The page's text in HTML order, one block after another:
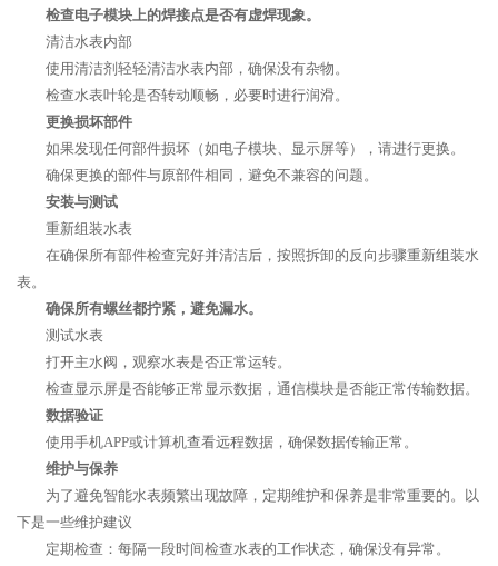
检查电子模块上的焊接点是否有虚焊现象。
清洁水表内部
使用清洁剂轻轻清洁水表内部，确保没有杂物。
检查水表叶轮是否转动顺畅，必要时进行润滑。
更换损坏部件
如果发现任何部件损坏（如电子模块、显示屏等），请进行更换。
确保更换的部件与原部件相同，避免不兼容的问题。
安装与测试
重新组装水表
在确保所有部件检查完好并清洁后，按照拆卸的反向步骤重新组装水
表。
确保所有螺丝都拧紧，避免漏水。
测试水表
打开主水阀，观察水表是否正常运转。
检查显示屏是否能够正常显示数据，通信模块是否能正常传输数据。
数据验证
使用手机APP或计算机查看远程数据，确保数据传输正常。
维护与保养
为了避免智能水表频繁出现故障，定期维护和保养是非常重要的。以
下是一些维护建议
定期检查：每隔一段时间检查水表的工作状态，确保没有异常。